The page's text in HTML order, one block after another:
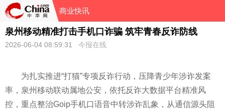
商业快讯
泉州移动精准打击手机口诈骗 筑牢青春反诈防线
2026-06-04 08:59:31 今报在线
为扎实推进“打猫”专项反诈行动，压降青少年涉诈发案
率，泉州移动联动属地公安，依托反诈大数据平台精准风
控，重点整治Goip手机口语音中转涉诈乱象，从通信源头阻